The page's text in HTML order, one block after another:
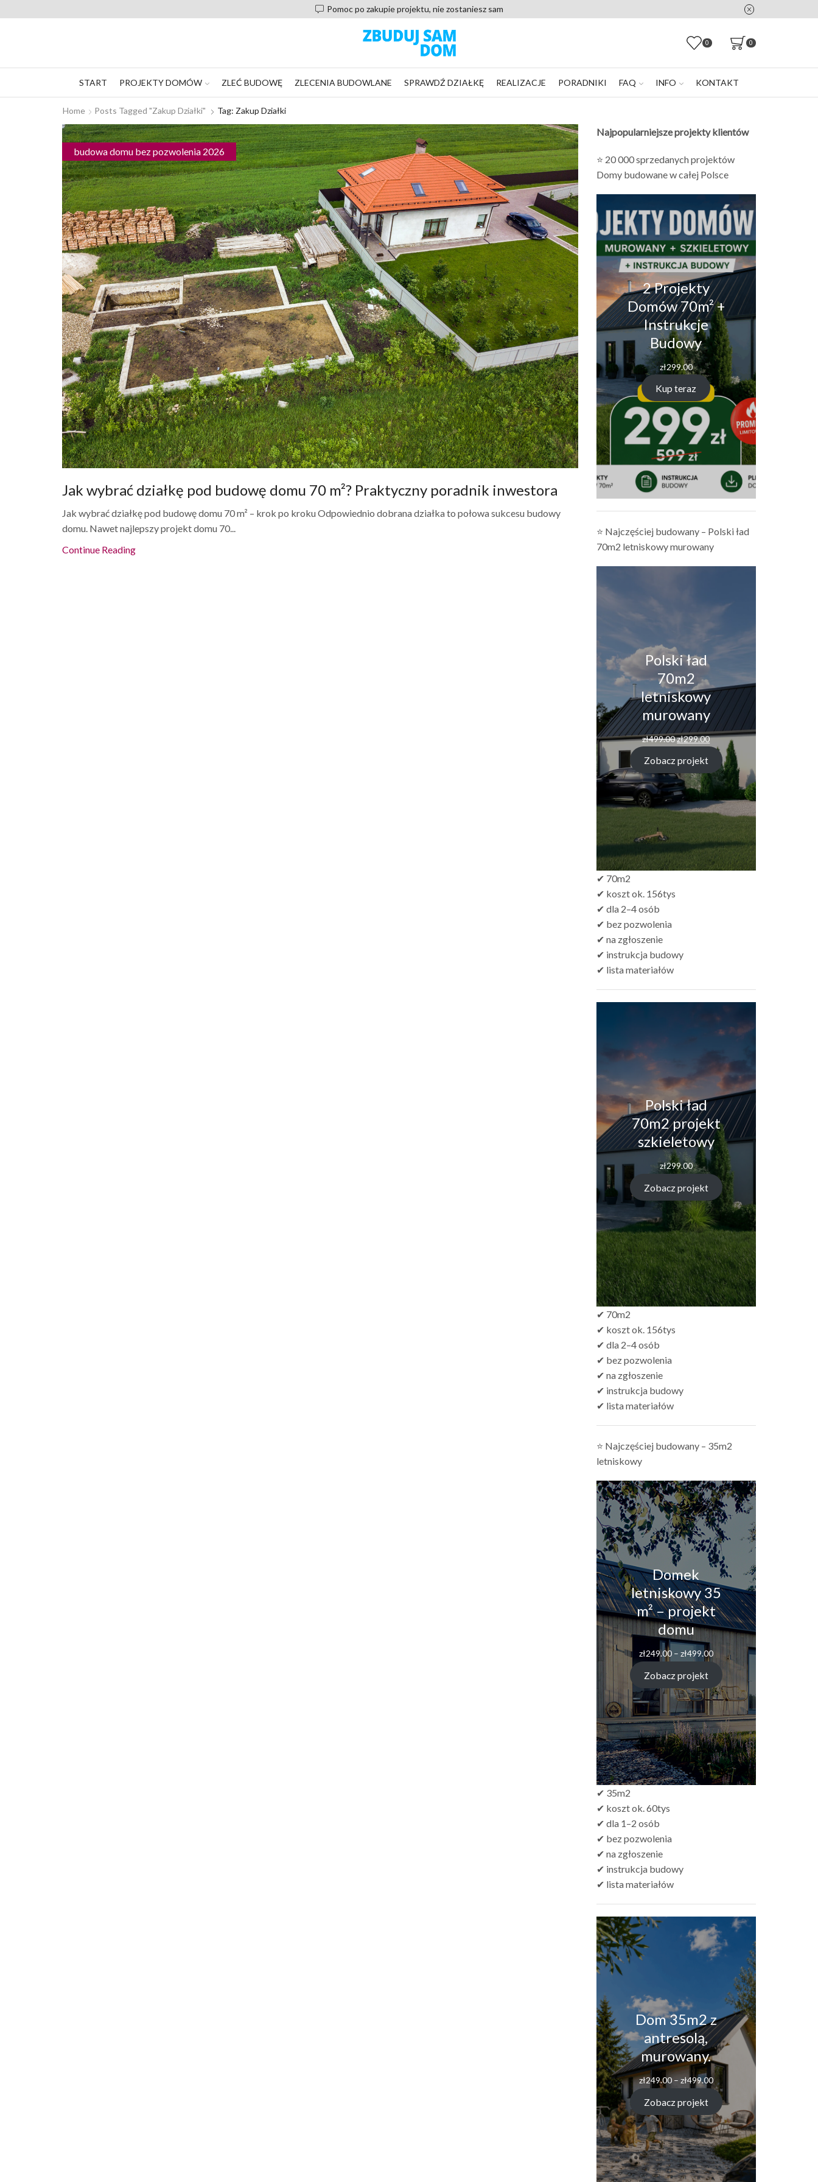
Pomoc po zakupie projektu, nie zostaniesz sam
0 0
START PROJEKTY DOMÓW ZLEĆ BUDOWĘ ZLECENIA BUDOWLANE SPRAWDŹ DZIAŁKĘ REALIZACJE PORADNIKI FAQ INFO KONTAKT
Home Posts Tagged "zakup Działki" Tag: Zakup Działki
budowa domu bez pozwolenia 2026
Jak wybrać działkę pod budowę domu 70 m²? Praktyczny poradnik inwestora
Jak wybrać działkę pod budowę domu 70 m² – krok po kroku Odpowiednio dobrana działka to połowa sukcesu budowy
domu. Nawet najlepszy projekt domu 70...
Continue Reading
Najpopularniejsze projekty klientów
⭐ 20 000 sprzedanych projektów
Domy budowane w całej Polsce
2 Projekty
Domów 70m² +
Instrukcje
Budowy
zł299.00
Kup teraz
⭐ Najczęściej budowany – Polski ład
70m2 letniskowy murowany
Polski ład
70m2
letniskowy
murowany
zł499.00Pierwotna
cena
wynosiła:
zł499.00.
zł299.00Aktualna
cena
wynosi:
zł299.00.
Zobacz projekt
✔ 70m2
✔ koszt ok. 156tys
✔ dla 2–4 osób
✔ bez pozwolenia
✔ na zgłoszenie
✔ instrukcja budowy
✔ lista materiałów
Polski ład
70m2 projekt
szkieletowy
zł299.00
Zobacz projekt
✔ 70m2
✔ koszt ok. 156tys
✔ dla 2–4 osób
✔ bez pozwolenia
✔ na zgłoszenie
✔ instrukcja budowy
✔ lista materiałów
⭐ Najczęściej budowany – 35m2
letniskowy
Domek
letniskowy 35
m² – projekt
domu
zł249.00 – zł499.00Zakres
cen:
od
zł249.00
do
zł499.00
Zobacz projekt
✔ 35m2
✔ koszt ok. 60tys
✔ dla 1–2 osób
✔ bez pozwolenia
✔ na zgłoszenie
✔ instrukcja budowy
✔ lista materiałów
Dom 35m2 z
antresolą,
murowany.
zł249.00 – zł499.00Zakres
cen:
od
zł249.00
do
zł499.00
Zobacz projekt